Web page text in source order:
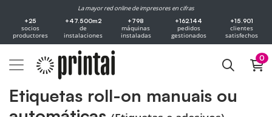
La mayor red online de impresores en cifras
+25
socios
productores
+47.500m2
de
instalaciones
+798
máquinas
instaladas
+162.144
pedidos
gestionados
+15.901
clientes
satisfechos
0
Etiquetas roll-on manuais ou